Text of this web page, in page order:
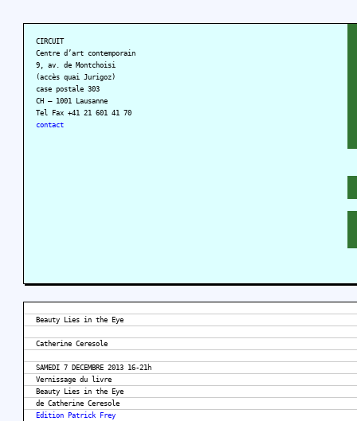
CIRCUIT
Centre d’art contemporain
9, av. de Montchoisi
(accès quai Jurigoz)
case postale 303
CH – 1001 Lausanne
Tel Fax +41 21 601 41 70
contact
Beauty Lies in the Eye
Catherine Ceresole
SAMEDI 7 DECEMBRE 2013 16-21h
Vernissage du livre
Beauty Lies in the Eye
de Catherine Ceresole
Edition Patrick Frey